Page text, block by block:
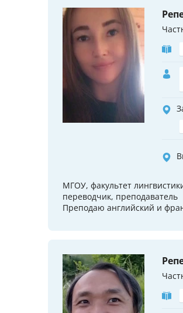
МГОУ, факультет
переводчик, преподаватель
Преподаю английский и